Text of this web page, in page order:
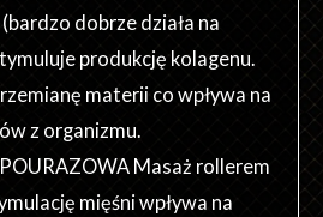
dobrze działa na
produkcję kolagenu.
materii co wpływa na
z organizmu.
Masaż rollerem
mięśni wpływa na